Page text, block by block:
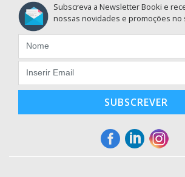
Subscreva a Newsletter Booki e
nossas novidades e promoções no
SUBSCREVER